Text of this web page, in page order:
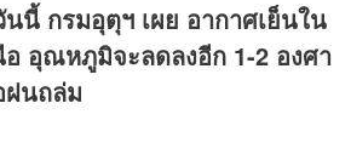
นี้ กรมอุตุฯ เผย อากาศเย็นใน
อุณหภูมิจะลดลงอีก 1-2 องศา
นถล่ม